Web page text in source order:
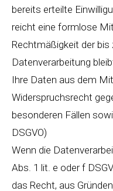
bereits erteilte
reicht eine formlose
Rechtmäßigkeit der
Datenverarbeitung
Ihre Daten aus dem
Widerspruchsrecht
besonderen Fällen
DSGVO)
Wenn die
Abs. 1 lit. e oder f
das Recht, aus